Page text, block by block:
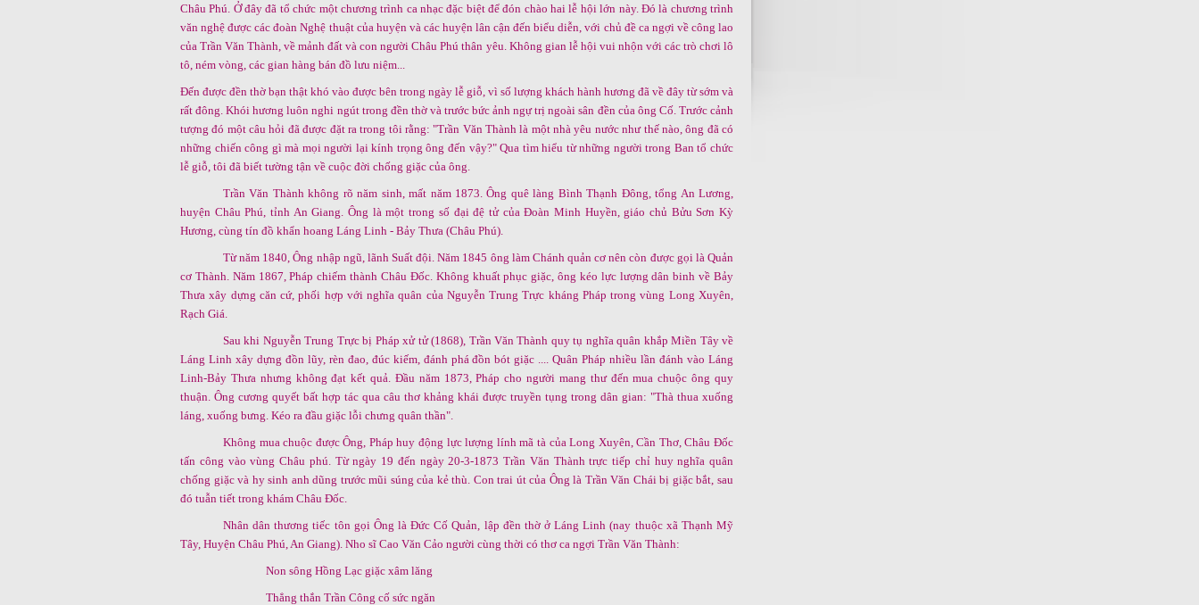
Châu Phú. Ở đây đã tổ chức một chương trình ca nhạc đặc biệt để đón chào hai lễ hội lớn này. Đó là chương trình
văn nghệ được các đoàn Nghệ thuật của huyện và các huyện lân cận đến biểu diễn, với chủ đề ca ngợi về công lao
của Trần Văn Thành, về mảnh đất và con người Châu Phú thân yêu. Không gian lễ hội vui nhộn với các trò chơi lô
tô, ném vòng, các gian hàng bán đồ lưu niệm...
Đến được đền thờ bạn thật khó vào được bên trong ngày lễ giỗ, vì số lượng khách hành hương đã về đây từ sớm và
rất đông. Khói hương luôn nghi ngút trong đền thờ và trước bức ảnh ngự trị ngoài sân đền của ông Cố. Trước cảnh
tượng đó một câu hỏi đã được đặt ra trong tôi rằng: "Trần Văn Thành là một nhà yêu nước như thế nào, ông đã có
những chiến công gì mà mọi người lại kính trọng ông đến vậy?" Qua tìm hiểu từ những người trong Ban tổ chức
lễ giỗ, tôi đã biết tường tận về cuộc đời chống giặc của ông.
Trần Văn Thành không rõ năm sinh, mất năm 1873. Ông quê làng Bình Thạnh Đông, tổng An Lương,
huyện Châu Phú, tỉnh An Giang. Ông là một trong số đại đệ tử của Đoàn Minh Huyền, giáo chủ Bửu Sơn Kỳ
Hương, cùng tín đồ khẩn hoang Láng Linh - Bảy Thưa (Châu Phú).
Từ năm 1840, Ông nhập ngũ, lãnh Suất đội. Năm 1845 ông làm Chánh quản cơ nên còn được gọi là Quản
cơ Thành. Năm 1867, Pháp chiếm thành Châu Đốc. Không khuất phục giặc, ông kéo lực lượng dân binh về Bảy
Thưa xây dựng căn cứ, phối hợp với nghĩa quân của Nguyễn Trung Trực kháng Pháp trong vùng Long Xuyên,
Rạch Giá.
Sau khi Nguyễn Trung Trực bị Pháp xử tử (1868), Trần Văn Thành quy tụ nghĩa quân khắp Miền Tây về
Láng Linh xây dựng đồn lũy, rèn đao, đúc kiếm, đánh phá đồn bót giặc .... Quân Pháp nhiều lần đánh vào Láng
Linh-Bảy Thưa nhưng không đạt kết quả. Đầu năm 1873, Pháp cho người mang thư đến mua chuộc ông quy
thuận. Ông cương quyết bất hợp tác qua câu thơ khảng khái được truyền tụng trong dân gian: "Thà thua xuống
láng, xuống bưng. Kéo ra đầu giặc lỗi chưng quân thần".
Không mua chuộc được Ông, Pháp huy động lực lượng lính mã tà của Long Xuyên, Cần Thơ, Châu Đốc
tấn công vào vùng Châu phú. Từ ngày 19 đến ngày 20-3-1873 Trần Văn Thành trực tiếp chỉ huy nghĩa quân
chống giặc và hy sinh anh dũng trước mũi súng của kẻ thù. Con trai út của Ông là Trần Văn Chái bị giặc bắt, sau
đó tuẫn tiết trong khám Châu Đốc.
Nhân dân thương tiếc tôn gọi Ông là Đức Cố Quản, lập đền thờ ở Láng Linh (nay thuộc xã Thạnh Mỹ
Tây, Huyện Châu Phú, An Giang). Nho sĩ Cao Văn Cảo người cùng thời có thơ ca ngợi Trần Văn Thành:
Non sông Hồng Lạc giặc xâm lăng
Thẳng thắn Trần Công cố sức ngăn